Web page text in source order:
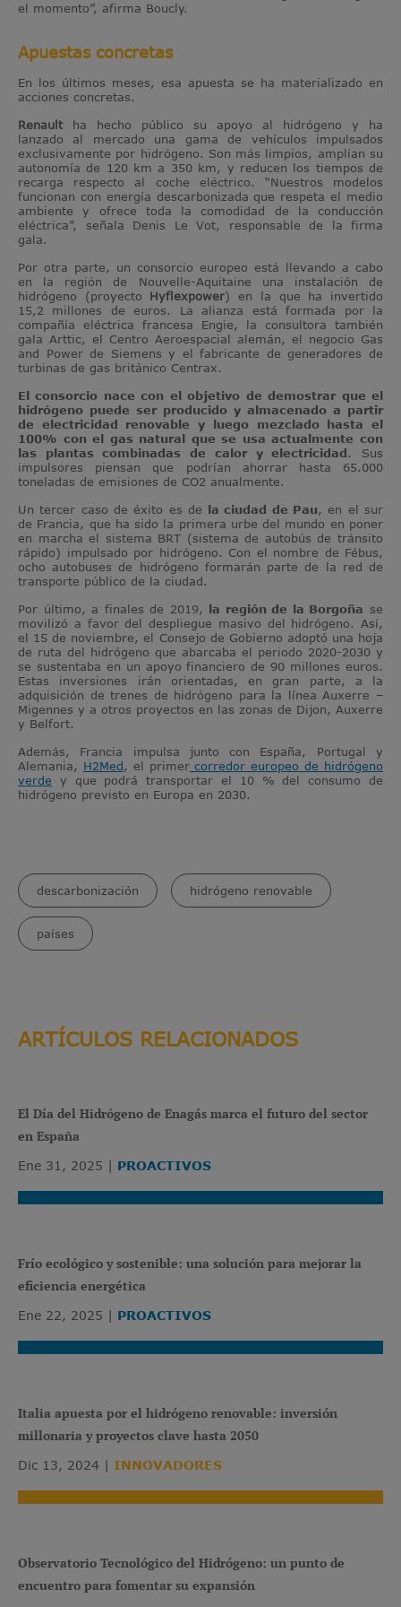
el momento”, afirma Boucly.
Apuestas concretas
En los últimos meses, esa apuesta se ha materializado en
acciones concretas.
Renaultha hecho público su apoyo al hidrógeno y ha
lanzado al mercado una gama de vehículos impulsados
exclusivamente por hidrógeno. Son más limpios, amplían su
autonomía de 120 km a 350 km, y reducen los tiempos de
recarga respecto al coche eléctrico. “Nuestros modelos
funcionan con energía descarbonizada que respeta el medio
ambiente y ofrece toda la comodidad de la conducción
eléctrica”, señala Denis Le Vot, responsable de la firma
gala.
Por otra parte, un consorcio europeo está llevando a cabo
en la región de Nouvelle-Aquitaine una instalación de
hidrógeno (proyecto Hyflexpower) en la que ha invertido
15,2 millones de euros. La alianza está formada por la
compañía eléctrica francesa Engie, la consultora también
gala Arttic, el Centro Aeroespacial alemán, el negocio Gas
and Power de Siemens y el fabricante de generadores de
turbinas de gas británico Centrax.
El consorcio nace con el objetivo de demostrar que el
hidrógeno puede ser producido y almacenado a partir
de electricidad renovable y luego mezclado hasta el
100% con el gas natural que se usa actualmente con
las plantas combinadas de calor y electricidad. Sus
impulsores piensan que podrían ahorrar hasta 65.000
toneladas de emisiones de CO2 anualmente.
Un tercer caso de éxito es de la ciudad de Pau, en el sur
de Francia, que ha sido la primera urbe del mundo en poner
en marcha el sistema BRT (sistema de autobús de tránsito
rápido) impulsado por hidrógeno. Con el nombre de Fébus,
ocho autobuses de hidrógeno formarán parte de la red de
transporte público de la ciudad.
Por último, a finales de 2019, la región de la Borgoña se
movilizó a favor del despliegue masivo del hidrógeno. Así,
el 15 de noviembre, el Consejo de Gobierno adoptó una hoja
de ruta del hidrógeno que abarcaba el periodo 2020-2030 y
se sustentaba en un apoyo financiero de 90 millones euros.
Estas inversiones irán orientadas, en gran parte, a la
adquisición de trenes de hidrógeno para la línea Auxerre –
Migennes y a otros proyectos en las zonas de Dijon, Auxerre
y Belfort.
Además, Francia impulsa junto con España, Portugal y
Alemania, H2Med, el primercorredor europeo de hidrógeno
verde y que podrá transportar el 10 % del consumo de
hidrógeno previsto en Europa en 2030.
descarbonización hidrógeno renovable
países
ARTÍCULOS RELACIONADOS
El Día del Hidrógeno de Enagás marca el futuro del sector
en España
Ene 31, 2025 PROACTIVOS
Frío ecológico y sostenible: una solución para mejorar la
eficiencia energética
Ene 22, 2025 PROACTIVOS
Italia apuesta por el hidrógeno renovable: inversión
millonaria y proyectos clave hasta 2050
Dic 13, 2024 INNOVADORES
Observatorio Tecnológico del Hidrógeno: un punto de
encuentro para fomentar su expansión